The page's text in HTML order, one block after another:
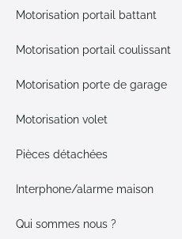
Motorisation portail battant
Motorisation portail coulissant
Motorisation porte de garage
Motorisation volet
Pièces détachées
Interphone/alarme maison
Qui sommes nous ?